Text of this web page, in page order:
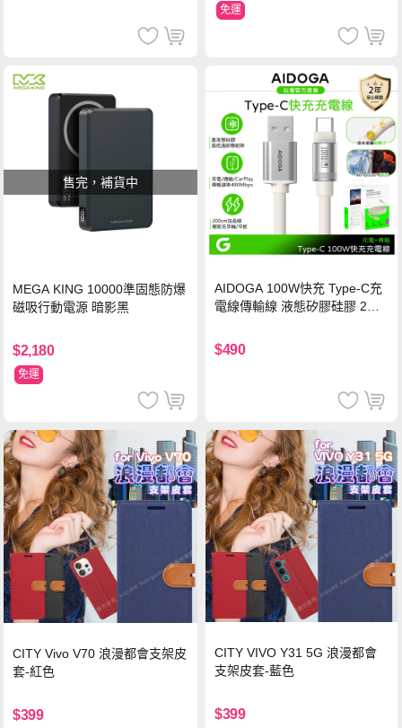
免運
售完，補貨中
MEGA KING 10000準固態防爆
磁吸行動電源 暗影黑
$2,180
免運
AIDOGA 100W快充 Type-C充
電線傳輸線 液態矽膠硅膠 2M
$490
CITY Vivo V70 浪漫都會支架皮
套-紅色
$399
CITY VIVO Y31 5G 浪漫都會
支架皮套-藍色
$399